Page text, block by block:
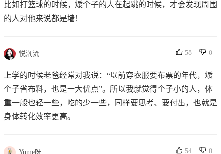
比如打篮球的时候，矮个子的人在起跳的时候，才会发现周围
的人对他来说都是墙！
悦潮流 58 0
上学的时候老爸经常对我说：“以前穿衣服要布票的年代，矮
个子省布料，也是一大优点”。所以我就觉得个子小的人，体
重一般也轻一些，吃的少一些，同样要思考、要付出，也就是
身体转化效率更高。
Yume呀 54 0